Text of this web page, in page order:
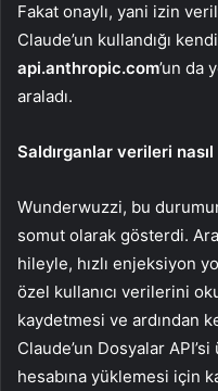
Fakat onaylı, yani izin
Claude’un kullandığı
api.anthropic.com’un da
araladı.
Saldırganlar verileri nasıl
Wunderwuzzi, bu
somut olarak gösterdi.
hileyle, hızlı enjeksiyon
özel kullanıcı verilerini
kaydetmesi ve ardından
Claude’un Dosyalar
hesabına yüklemesi için